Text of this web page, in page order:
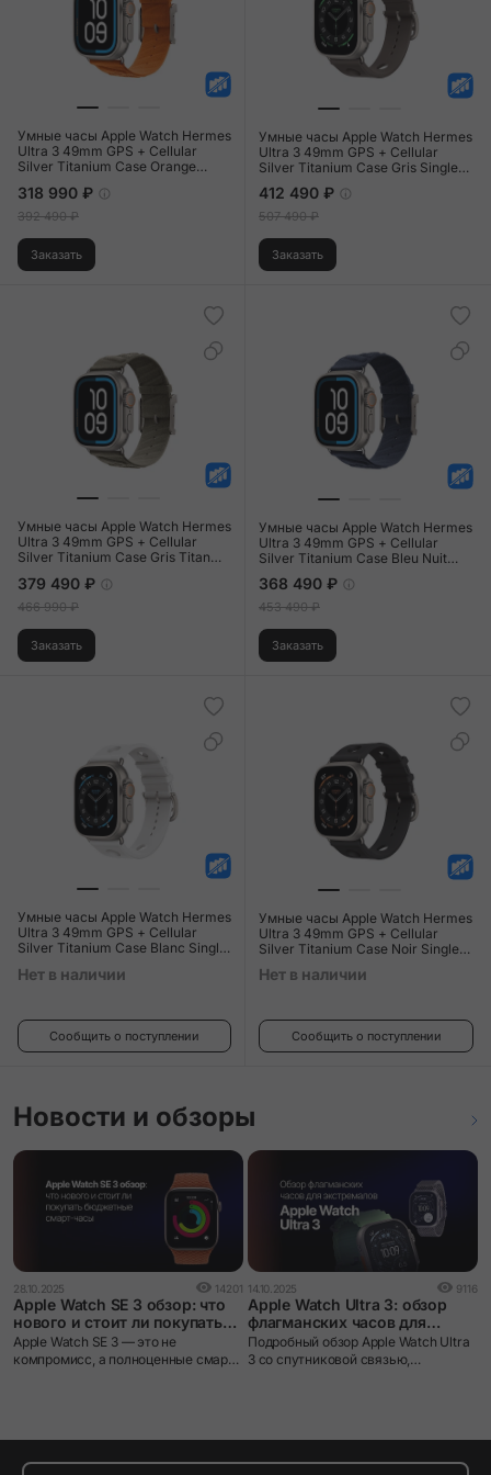
Умные часы Apple Watch Hermes
Ultra 3 49mm GPS + Cellular
Silver Titanium Case Orange
318 990 ₽
392 490 ₽
Заказать
Умные часы Apple Watch Hermes
Ultra 3 49mm GPS + Cellular
Silver Titanium Case Gris Single
412 490 ₽
507 490 ₽
Заказать
Умные часы Apple Watch Hermes
Ultra 3 49mm GPS + Cellular
Silver Titanium Case Gris Titan
379 490 ₽
466 990 ₽
Заказать
Умные часы Apple Watch Hermes
Ultra 3 49mm GPS + Cellular
Silver Titanium Case Bleu Nuit
368 490 ₽
453 490 ₽
Заказать
Умные часы Apple Watch Hermes
Ultra 3 49mm GPS + Cellular
Silver Titanium Case Blanc Single
Нет в наличии
Сообщить о поступлении
Умные часы Apple Watch Hermes
Ultra 3 49mm GPS + Cellular
Silver Titanium Case Noir Single
Нет в наличии
Сообщить о поступлении
Новости и обзоры
28.10.2025 14201
Apple Watch SE 3 обзор: что
нового и стоит ли покупать
бюджетные смарт-часы
Apple Watch SE 3 — это не
компромисс, а полноценные смарт-
14.10.2025 9116
Apple Watch Ultra 3: обзор
флагманских часов для
экстремалов
Подробный обзор Apple Watch Ultra
3 со спутниковой связью,